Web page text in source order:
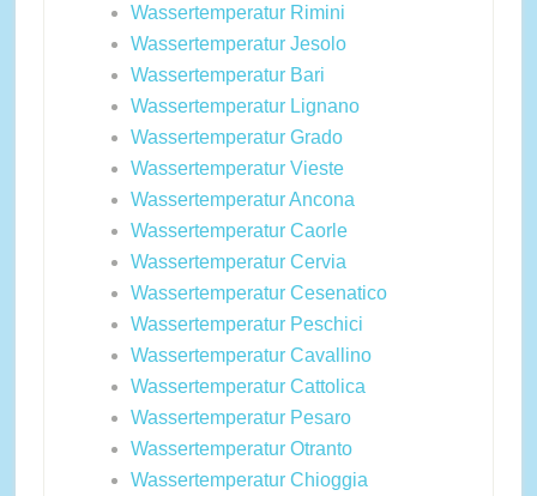
Wassertemperatur Rimini
Wassertemperatur Jesolo
Wassertemperatur Bari
Wassertemperatur Lignano
Wassertemperatur Grado
Wassertemperatur Vieste
Wassertemperatur Ancona
Wassertemperatur Caorle
Wassertemperatur Cervia
Wassertemperatur Cesenatico
Wassertemperatur Peschici
Wassertemperatur Cavallino
Wassertemperatur Cattolica
Wassertemperatur Pesaro
Wassertemperatur Otranto
Wassertemperatur Chioggia